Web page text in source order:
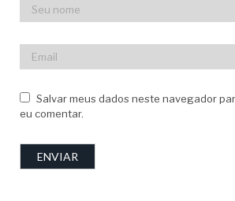
Salvar meus dados neste navegador
eu comentar.